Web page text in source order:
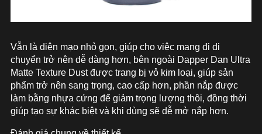
Vẫn là diện mạo nhỏ gọn, giúp cho việc mang đi di
chuyển trở nên dễ dàng hơn, bên ngoài Dapper Dan Ultra
Matte Texture Dust được trang bị vỏ kim loại, giúp sản
phẩm trở nên sang trọng, cao cấp hơn, phần nắp được
làm bằng nhựa cứng để giảm trọng lượng thôi, đồng thời
giúp tạo sự khác biệt và khi dùng sẽ dễ mở nắp hơn.